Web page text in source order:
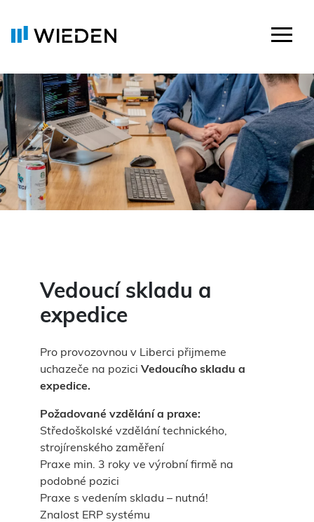
Vedoucí skladu a
expedice
Pro provozovnou v Liberci přijmeme
uchazeče na poziciVedoucího skladu a
expedice.
Požadované vzdělání a praxe:
Středoškolské vzdělání technického,
strojírenského zaměření
Praxe min. 3 roky ve výrobní firmě na
podobné pozici
Praxe s vedením skladu – nutná!
Znalost ERP systému